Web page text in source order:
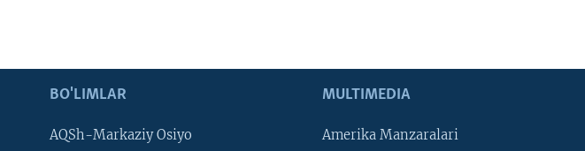
BO'LIMLAR
AQSh-Markaziy Osiyo
MULTIMEDIA
Amerika Manzaralari